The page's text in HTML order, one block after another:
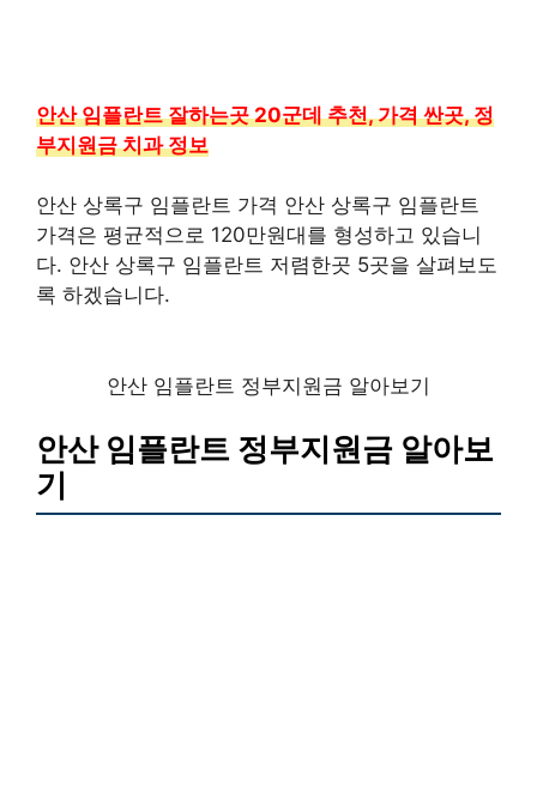
안산 임플란트 잘하는곳 20군데 추천, 가격 싼곳, 정
부지원금 치과 정보
안산 상록구 임플란트 가격 안산 상록구 임플란트
가격은 평균적으로 120만원대를 형성하고 있습니
다. 안산 상록구 임플란트 저렴한곳 5곳을 살펴보도
록 하겠습니다.
안산 임플란트 정부지원금 알아보기
안산 임플란트 정부지원금 알아보
기